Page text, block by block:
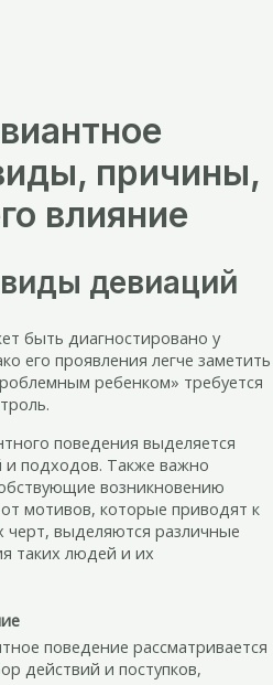
причины,
влияние
девиаций
быть диагностировано у
его проявления легче заметить
ребенком» требуется
поведения выделяется
подходов. Также важно
возникновению
мотивов, которые приводят к
выделяются различные
таких людей и их
поведение рассматривается
действий и поступков,